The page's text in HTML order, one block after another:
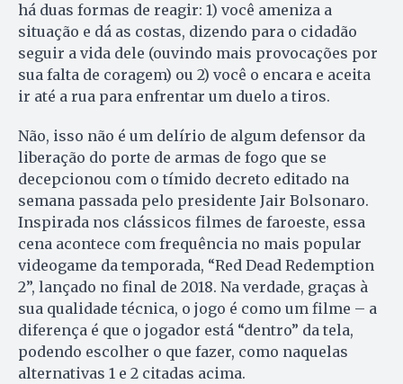
há duas formas de reagir: 1) você ameniza a
situação e dá as costas, dizendo para o cidadão
seguir a vida dele (ouvindo mais provocações por
sua falta de coragem) ou 2) você o encara e aceita
ir até a rua para enfrentar um duelo a tiros.
Não, isso não é um delírio de algum defensor da
liberação do porte de armas de fogo que se
decepcionou com o tímido decreto editado na
semana passada pelo presidente Jair Bolsonaro.
Inspirada nos clássicos filmes de faroeste, essa
cena acontece com frequência no mais popular
videogame da temporada, “Red Dead Redemption
2”, lançado no final de 2018. Na verdade, graças à
sua qualidade técnica, o jogo é como um filme – a
diferença é que o jogador está “dentro” da tela,
podendo escolher o que fazer, como naquelas
alternativas 1 e 2 citadas acima.